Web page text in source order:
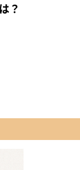
？